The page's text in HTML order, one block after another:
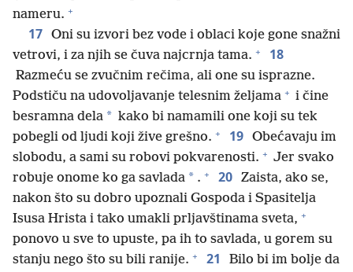
nameru. +
17 Oni su izvori bez vode i oblaci koje gone snažni
vetrovi, i za njih se čuva najcrnja tama. + 18
Razmeću se zvučnim rečima, ali one su isprazne.
Podstiču na udovoljavanje telesnim željama + i čine
besramna dela * kako bi namamili one koji su tek
pobegli od ljudi koji žive grešno. + 19 Obećavaju im
slobodu, a sami su robovi pokvarenosti. + Jer svako
robuje onome ko ga savlada * . + 20 Zaista, ako se,
nakon što su dobro upoznali Gospoda i Spasitelja
Isusa Hrista i tako umakli prljavštinama sveta, +
ponovo u sve to upuste, pa ih to savlada, u gorem su
stanju nego što su bili ranije. + 21
Bilo bi im bolje da